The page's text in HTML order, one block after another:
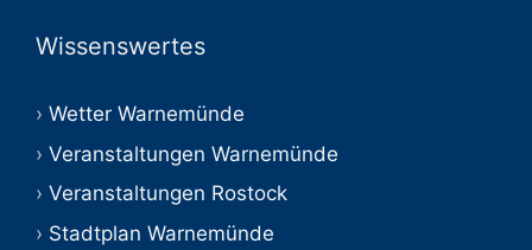
Wissenswertes
Wetter Warnemünde
Veranstaltungen Warnemünde
Veranstaltungen Rostock
Stadtplan Warnemünde